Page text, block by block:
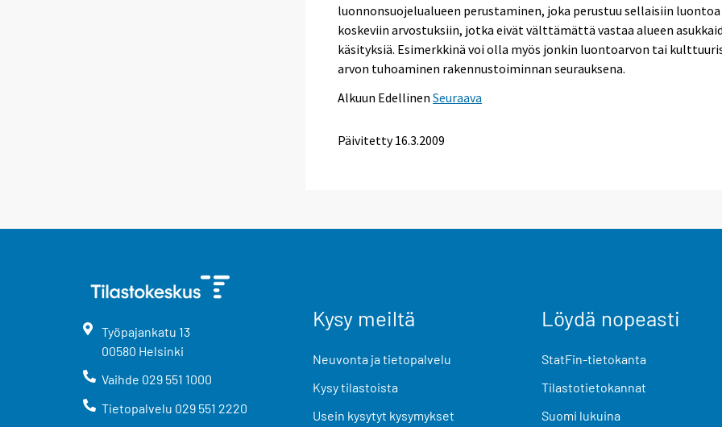
luonnonsuojelualueen perustaminen, joka perustuu sellaisiin luontoa
koskeviin arvostuksiin, jotka eivät välttämättä vastaa alueen
käsityksiä. Esimerkkinä voi olla myös jonkin luontoarvon tai
arvon tuhoaminen rakennustoiminnan seurauksena.
Alkuun Edellinen Seuraava
Päivitetty16.3.2009
Työpajankatu 13
00580 Helsinki
Vaihde 029 551 1000
Tietopalvelu 029 551 2220
Kysy meiltä
Neuvonta ja tietopalvelu
Kysy tilastoista
Usein kysytyt kysymykset
Löydä nopeasti
StatFin-tietokanta
Tilastotietokannat
Suomi lukuina